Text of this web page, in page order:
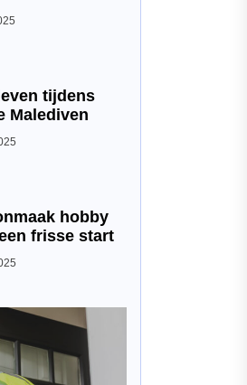
tijdens
Malediven
hobby
frisse start